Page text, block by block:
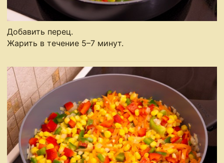
Добавить перец.
Жарить в течение 5–7 минут.